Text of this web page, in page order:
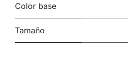
Color base
Tamaño